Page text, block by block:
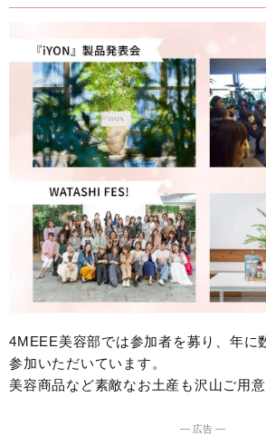
4MEEE美容部では参加者を募り、年に
参加いただいています。
美容商品など素敵なお土産も沢山ご用意
― 広告 ―